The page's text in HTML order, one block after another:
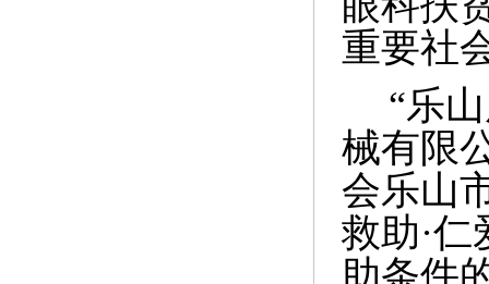
重要社
“乐
械有限
会乐山
救助·
助条件